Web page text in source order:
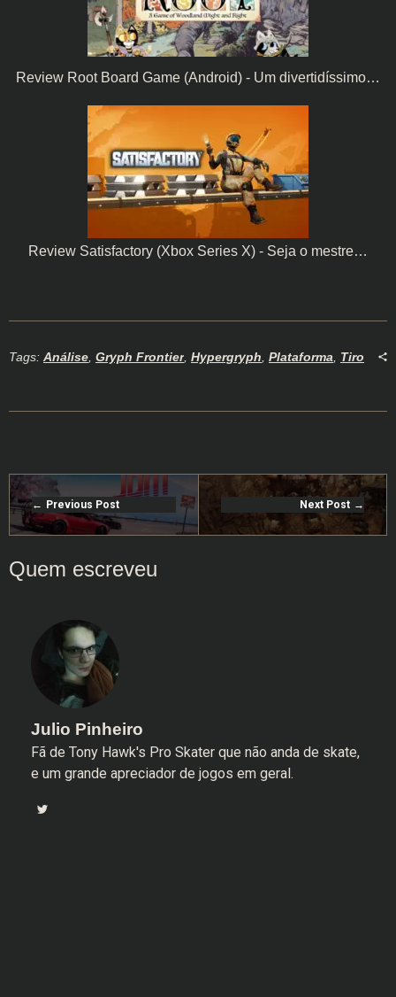
Review Root Board Game (Android) - Um divertidíssimo…
Review Satisfactory (Xbox Series X) - Seja o mestre…
Tags: Análise Gryph Frontier Hypergryph Plataforma Tiro
Previous Post Next Post
Julio Pinheiro
Fã de Tony Hawk's Pro Skater que não anda de skate,
e um grande apreciador de jogos em geral.